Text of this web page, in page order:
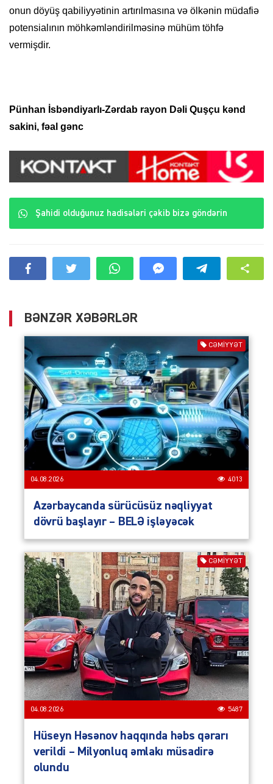
onun döyüş qabiliyyətinin artırılmasına və ölkənin müdafiə
potensialının möhkəmləndirilməsinə mühüm töhfə
vermişdir.
Pünhan İsbəndiyarlı-Zərdab rayon Dəli Quşçu kənd
sakini, fəal gənc
Şahidi olduğunuz hadisələri çəkib bizə göndərin
BƏNZƏR XƏBƏRLƏR
CƏMIYYƏT
04.08.2026 4013
Azərbaycanda sürücüsüz nəqliyyat
dövrü başlayır – BELƏ işləyəcək
CƏMIYYƏT
04.08.2026 5487
Hüseyn Həsənov haqqında həbs qərarı
verildi – Milyonluq əmlakı müsadirə
olundu